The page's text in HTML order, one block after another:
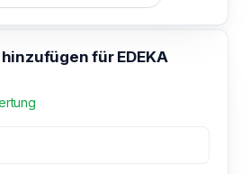
für EDEKA